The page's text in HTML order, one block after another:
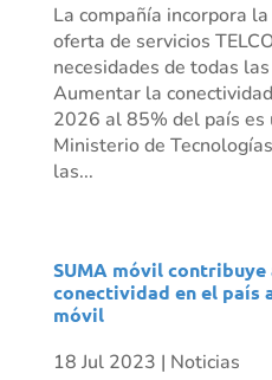
La compañía incorpora
oferta de servicios
necesidades de todas
Aumentar la
2026 al 85% del país es
Ministerio de
las...
SUMA móvil contribuye
conectividad en el país
móvil
18 Jul 2023 | Noticias